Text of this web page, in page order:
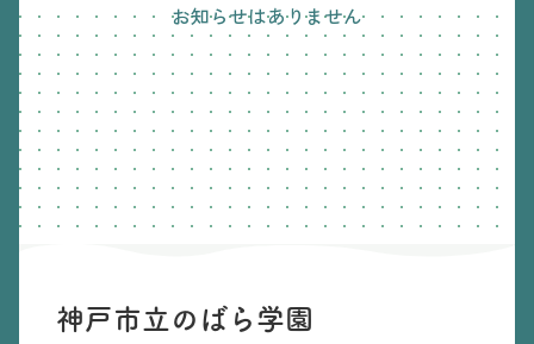
お知らせはありません
神戸市立のばら学園